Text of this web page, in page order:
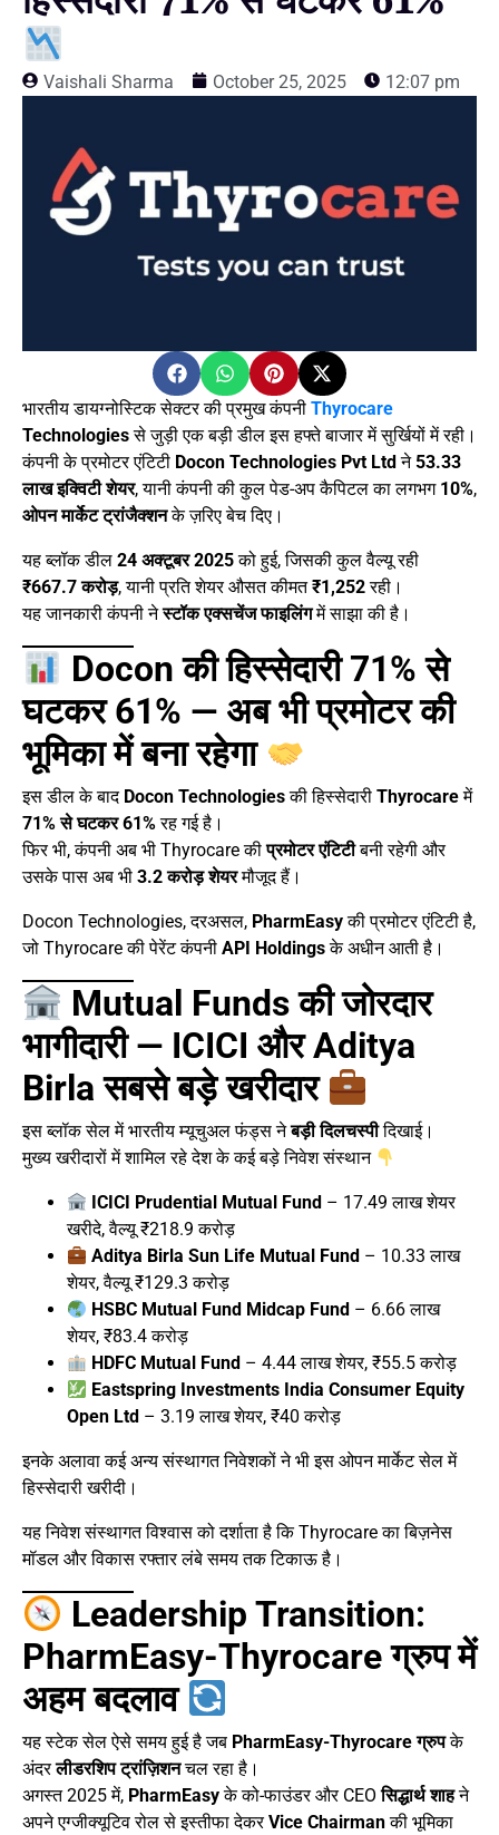
Vaishali Sharma October 25, 2025 12:07 pm
भारतीय डायग्नोस्टिक सेक्टर की प्रमुख कंपनी Thyrocare
Technologiesसे जुड़ी एक बड़ी डील इस हफ्ते बाजार में सुर्खियों में रही।
कंपनी के प्रमोटर एंटिटी Docon Technologies Pvt Ltd ने53.33
लाख इक्विटी शेयर, यानी कंपनी की कुल पेड-अप कैपिटल का लगभग 10%,
ओपन मार्केट ट्रांजैक्शनके ज़रिए बेच दिए।
यह ब्लॉक डील 24 अक्टूबर 2025को हुई, जिसकी कुल वैल्यू रही
₹667.7 करोड़, यानी प्रति शेयर औसत कीमत₹1,252रही।
यह जानकारी कंपनी नेस्टॉक एक्सचेंज फाइलिंगमें साझा की है।
Docon की हिस्सेदारी 71% से
घटकर 61% — अब भी प्रमोटर की
भूमिका में बना रहेगा
इस डील के बाद Docon Technologiesकी हिस्सेदारी Thyrocareमें
71% से घटकर 61%रह गई है।
फिर भी, कंपनी अब भी Thyrocare कीप्रमोटर एंटिटीबनी रहेगी और
उसके पास अब भी 3.2 करोड़ शेयरमौजूद हैं।
Docon Technologies, दरअसल, PharmEasyकी प्रमोटर एंटिटी है,
जो Thyrocare की पेरेंट कंपनी API Holdingsके अधीन आती है।
Mutual Funds की जोरदार
भागीदारी — ICICI और Aditya
Birla सबसे बड़े खरीदार
इस ब्लॉक सेल में भारतीय म्यूचुअल फंड्स नेबड़ी दिलचस्पीदिखाई।
मुख्य खरीदारों में शामिल रहे देश के कई बड़े निवेश संस्थान
ICICI Prudential Mutual Fund – 17.49 लाख शेयर
खरीदे, वैल्यू ₹218.9 करोड़
Aditya Birla Sun Life Mutual Fund – 10.33 लाख
शेयर, वैल्यू ₹129.3 करोड़
HSBC Mutual Fund Midcap Fund – 6.66 लाख
शेयर, ₹83.4 करोड़
HDFC Mutual Fund – 4.44 लाख शेयर, ₹55.5 करोड़
Eastspring Investments India Consumer Equity
Open Ltd – 3.19 लाख शेयर, ₹40 करोड़
इनके अलावा कई अन्य संस्थागत निवेशकों ने भी इस ओपन मार्केट सेल में
हिस्सेदारी खरीदी।
यह निवेश संस्थागत विश्वास को दर्शाता है कि Thyrocare का बिज़नेस
मॉडल और विकास रफ्तार लंबे समय तक टिकाऊ है।
Leadership Transition:
PharmEasy-Thyrocare ग्रुप में
अहम बदलाव
यह स्टेक सेल ऐसे समय हुई है जब PharmEasy-Thyrocare ग्रुपके
अंदरलीडरशिप ट्रांज़िशनचल रहा है।
अगस्त 2025 में, PharmEasyके को-फाउंडर और CEOसिद्धार्थ शाहने
अपने एग्जीक्यूटिव रोल से इस्तीफा देकरVice Chairmanकी भूमिका